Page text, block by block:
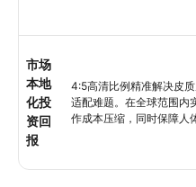
市场
本地
化投
资回
报
4:5高清比例精准解决皮
适配难题。在全球范围内
作成本压缩，同时保障人